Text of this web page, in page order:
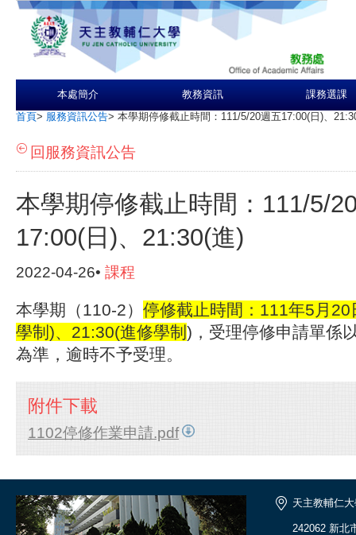
本處簡介 教務資訊 課務選課
首頁> 服務資訊公告> 本學期停修截止時間：111/5/20週五17:00(日)、
回服務資訊公告
本學期停修截止時間：111/5/
17:00(日)、21:30(進)
2022-04-26• 課程
本學期（110-2） 停修截止時間：111年5月
學制)、21:30(進修學制 )，受理停修申請單係
為準，逾時不予受理。
附件下載
1102停修作業申請.pdf
天主教輔仁
242062 新北